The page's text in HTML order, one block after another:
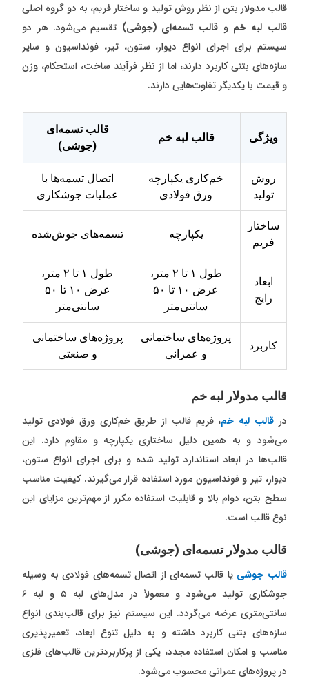
قالب مدولار بتن از نظر روش تولید و ساختار فریم، به دو گروه اصلی
قالب لبه خم و قالب تسمه‌ای (جوشی) تقسیم می‌شود. هر دو
سیستم برای اجرای انواع دیوار، ستون، تیر، فونداسیون و سایر
سازه‌های بتنی کاربرد دارند، اما از نظر فرآیند ساخت، استحکام، وزن
و قیمت با یکدیگر تفاوت‌هایی دارند.
ویژگی قالب لبه خم
قالب تسمه‌ای
(جوشی)
روش
تولید
خم‌کاری یکپارچه
ورق فولادی
اتصال تسمه‌ها با
عملیات جوشکاری
ساختار
فریم
یکپارچه تسمه‌های جوش‌شده
ابعاد
رایج
طول ۱ تا ۲ متر،
عرض ۱۰ تا ۵۰
سانتی‌متر
طول ۱ تا ۲ متر،
عرض ۱۰ تا ۵۰
سانتی‌متر
کاربرد
پروژه‌های ساختمانی
و عمرانی
پروژه‌های ساختمانی
و صنعتی
قالب مدولار لبه خم
درقالب لبه خم، فریم قالب از طریق خم‌کاری ورق فولادی تولید
می‌شود و به همین دلیل ساختاری یکپارچه و مقاوم دارد. این
قالب‌ها در ابعاد استاندارد تولید شده و برای اجرای انواع ستون،
دیوار، تیر و فونداسیون مورد استفاده قرار می‌گیرند. کیفیت مناسب
سطح بتن، دوام بالا و قابلیت استفاده مکرر از مهم‌ترین مزایای این
نوع قالب است.
قالب مدولار تسمه‌ای (جوشی)
قالب جوشی یا قالب تسمه‌ای از اتصال تسمه‌های فولادی به وسیله
جوشکاری تولید می‌شود و معمولاً در مدل‌های لبه ۵ و لبه ۶
سانتی‌متری عرضه می‌گردد. این سیستم نیز برای قالب‌بندی انواع
سازه‌های بتنی کاربرد داشته و به دلیل تنوع ابعاد، تعمیرپذیری
مناسب و امکان استفاده مجدد، یکی از پرکاربردترین قالب‌های فلزی
در پروژه‌های عمرانی محسوب می‌شود.